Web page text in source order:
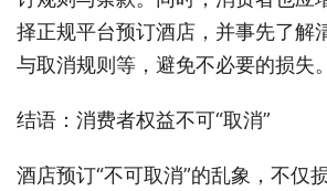
择正规平台预订酒店，并事先了解
与取消规则等，避免不必要的损失。
结语：消费者权益不可“取消”
酒店预订“不可取消”的乱象，不仅